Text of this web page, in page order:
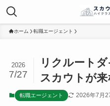
ホーム 転職エージェント
リクルート
スカウトが
2026
7/27
転職エージェント 2026年7月